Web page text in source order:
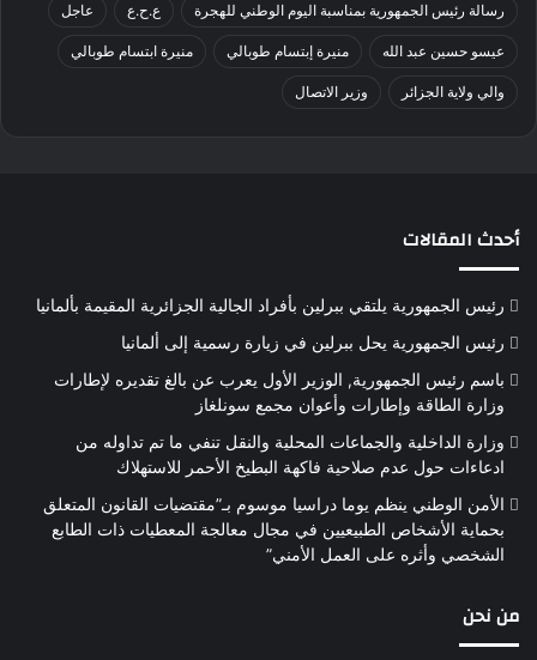
رسالة رئيس الجمهورية بمناسبة اليوم الوطني للهجرة ع.ح.ع عاجل
عيسو حسين عبد الله منيرة إبتسام طوبالي منيرة ابتسام طوبالي
والي ولاية الجزائر وزير الاتصال
أحدث المقالات
رئيس الجمهورية يلتقي ببرلين بأفراد الجالية الجزائرية المقيمة بألمانيا
رئيس الجمهورية يحل ببرلين في زيارة رسمية إلى ألمانيا
باسم رئيس الجمهورية, الوزير الأول يعرب عن بالغ تقديره لإطارات
وزارة الطاقة وإطارات وأعوان مجمع سونلغاز
وزارة الداخلية والجماعات المحلية والنقل تنفي ما تم تداوله من
ادعاءات حول عدم صلاحية فاكهة البطيخ الأحمر للاستهلاك
الأمن الوطني ينظم يوما دراسيا موسوم بـ”مقتضيات القانون المتعلق
بحماية الأشخاص الطبيعيين في مجال معالجة المعطيات ذات الطابع
الشخصي وأثره على العمل الأمني”
من نحن